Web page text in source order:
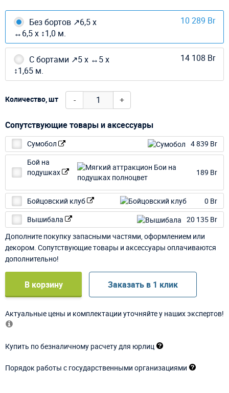
Без бортов ↗6,5 х
↔6,5 х ↕1,0 м.
10 289 Br
С бортами ↗5 х ↔5 х
↕1,65 м.
14 108 Br
Количество, шт - +
Сопутствующие товары и аксессуары
Сумобол
4 839 Br
Бой на
подушках
189 Br
Бойцовский клуб
0 Br
Вышибала
20 135 Br
Дополните покупку запасными частями, оформлением или
декором. Сопутствующие товары и аксессуары оплачиваются
дополнительно!
В корзину Заказать в 1 клик
Актуальные цены и комплектации уточняйте у наших экспертов!
Купить по безналичному расчету для юрлиц
Порядок работы с государственными организациями